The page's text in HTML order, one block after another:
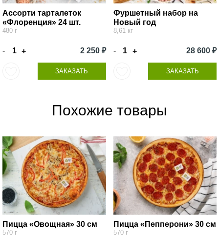
Ассорти тарталеток
«Флоренция» 24 шт.
480 г
- + 2 250 ₽
ЗАКАЗАТЬ
Фуршетный набор на
Новый год
8,61 кг
- + 28 600 ₽
ЗАКАЗАТЬ
Похожие товары
Пицца «Овощная» 30 см
570 г
Пицца «Пепперони» 30 см
570 г